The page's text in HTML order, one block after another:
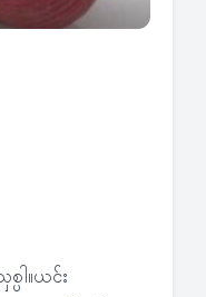
ါ။ယင်း